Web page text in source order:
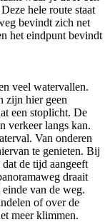
hele route staat
bevindt zich net
het eindpunt bevindt
veel watervallen.
zijn hier geen
een stoplicht. De
verkeer langs kan.
Van onderen
te genieten. Bij
de tijd aangeeft
draait
van de weg.
of over de
meer klimmen.